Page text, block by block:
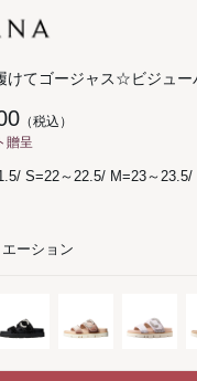
けてゴージャス☆ビジュー
（税込）
贈呈
S=22～22.5/ M=23～
ーション